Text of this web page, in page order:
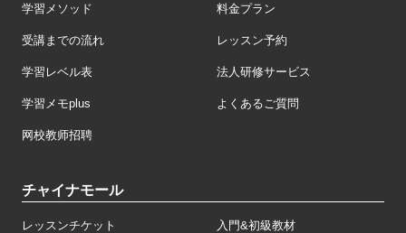
学習メソッド 料金プラン
受講までの流れ レッスン予約
学習レベル表 法人研修サービス
学習メモplus よくあるご質問
网校教师招聘
チャイナモール
レッスンチケット 入門&初級教材